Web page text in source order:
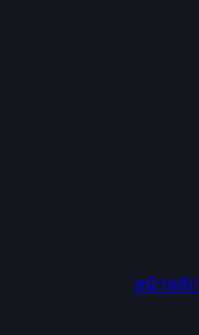
หน้าหลัก